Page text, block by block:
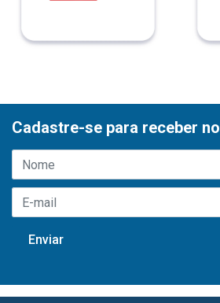
Cadastre-se para receber